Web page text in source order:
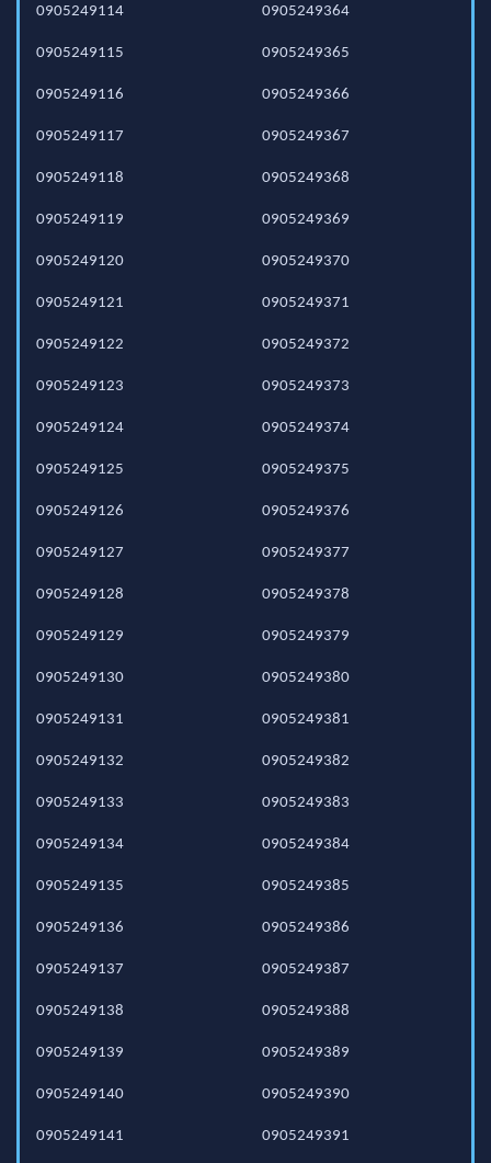
0905249114
0905249115
0905249116
0905249117
0905249118
0905249119
0905249120
0905249121
0905249122
0905249123
0905249124
0905249125
0905249126
0905249127
0905249128
0905249129
0905249130
0905249131
0905249132
0905249133
0905249134
0905249135
0905249136
0905249137
0905249138
0905249139
0905249140
0905249141
0905249364
0905249365
0905249366
0905249367
0905249368
0905249369
0905249370
0905249371
0905249372
0905249373
0905249374
0905249375
0905249376
0905249377
0905249378
0905249379
0905249380
0905249381
0905249382
0905249383
0905249384
0905249385
0905249386
0905249387
0905249388
0905249389
0905249390
0905249391